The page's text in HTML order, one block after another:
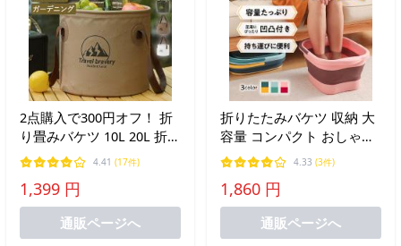
2点購入で300円オフ！ 折
り畳みバケツ 10L 20L 折り
たたみバケツ 折り畳み バ
ケツ 持ち運び コンパクト
大容量 釣り 洗車 キャンプ
収納 丈夫 軽量 防火
4.41 (17件)
1,399 円
通販ページへ
折りたたみバケツ 収納 大
容量 コンパクト おしゃれ
持ち運び 釣り 洗濯 洗車
掃除 グッズ 簡単 軽量 洗
い桶 かご たらい シンプル
15L 足湯
4.33 (3件)
1,860 円
通販ページへ